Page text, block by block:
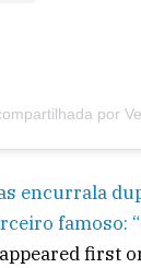
encurrala
famoso:
appeared first